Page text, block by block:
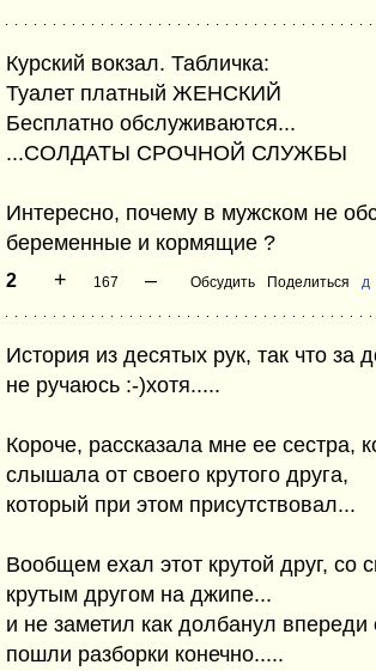
Курский вокзал. Табличка:
Туалет платный ЖЕНСКИЙ
Бесплатно обслуживаются...
...СОЛДАТЫ СРОЧНОЙ СЛУЖБЫ
Интересно, почему в мужском не
беременные и кормящие ?
2 + 167 – Обсудить Поделиться д
История из десятых рук, так что за
не ручаюсь :-)хотя.....
Короче, рассказала мне ее сестра,
слышала от своего крутого друга,
который при этом присутствовал...
Вообщем ехал этот крутой друг, со
крутым другом на джипе...
и не заметил как долбанул
пошли разборки конечно.....